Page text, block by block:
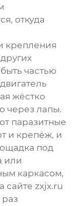
откуда
крепления
частью
жёстко
через лапы.
паразитные
и крепёж, и
под
или
каркасом,
сайтеzxjx.ru